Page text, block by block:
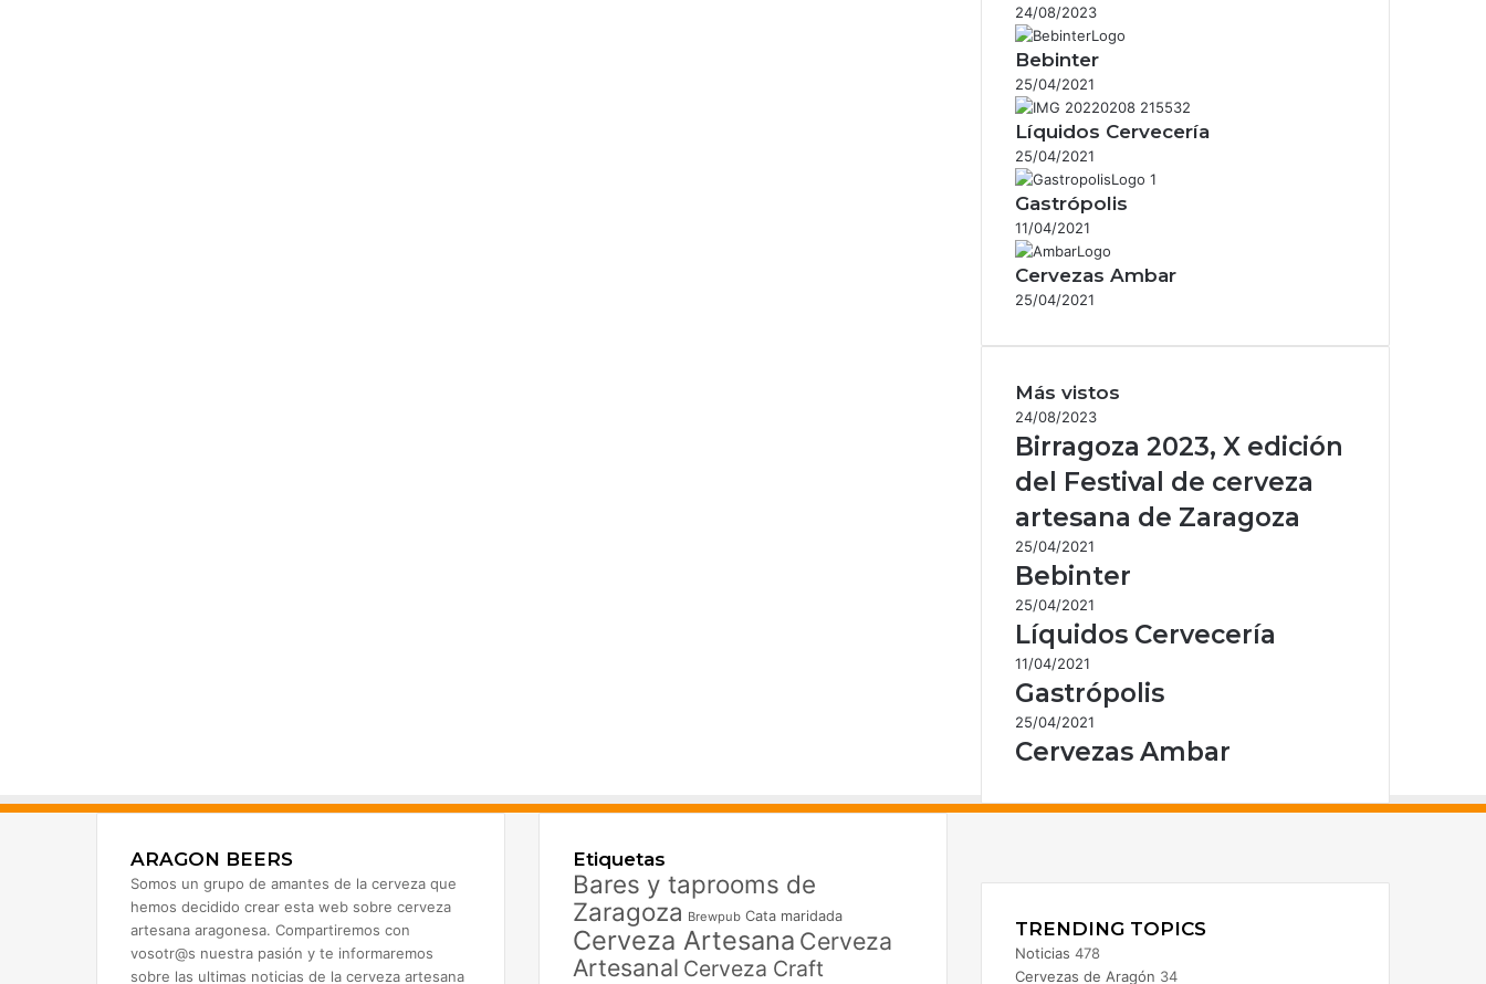
24/08/2023
Bebinter
25/04/2021
Líquidos Cervecería
25/04/2021
Gastrópolis
11/04/2021
Cervezas Ambar
25/04/2021
Más vistos
24/08/2023
Birragoza 2023, X edición
del Festival de cerveza
artesana de Zaragoza
25/04/2021
Bebinter
25/04/2021
Líquidos Cervecería
11/04/2021
Gastrópolis
25/04/2021
Cervezas Ambar
ARAGON BEERS
Somos un grupo de amantes de la cerveza que
hemos decidido crear esta web sobre cerveza
artesana aragonesa. Compartiremos con
vosotr@s nuestra pasión y te informaremos
sobre las ultimas noticias de la cerveza artesana
Etiquetas
Bares y taprooms de
Zaragoza Brewpub Cata maridada
Cerveza Artesana Cerveza
Artesanal Cerveza Craft
TRENDING TOPICS
Noticias 478
Cervezas de Aragón 34